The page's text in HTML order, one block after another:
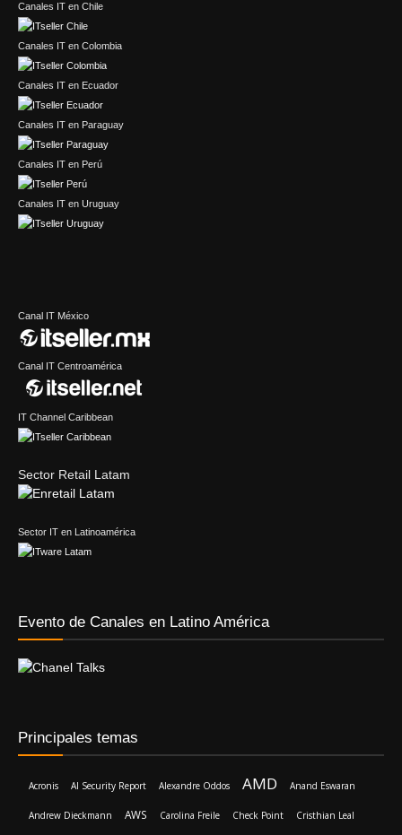
Canales IT en Chile
Canales IT en Colombia
Canales IT en Ecuador
Canales IT en Paraguay
Canales IT en Perú
Canales IT en Uruguay
Canal IT México
Canal IT Centroamérica
IT Channel Caribbean
Sector Retail Latam
Sector IT en Latinoamérica
Evento de Canales en Latino América
Principales temas
Acronis AI Security Report Alexandre Oddos AMD Anand Eswaran
Andrew Dieckmann AWS Carolina Freile Check Point Cristhian Leal